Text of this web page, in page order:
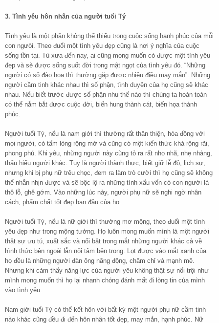
3. Tình yêu hôn nhân của người tuổi Tý
Tình yêu là một phần không thể thiếu trong cuộc sống hạnh phúc của mỗi
con ngưòi. Theo đuổi một tình yêu đẹp cũng là nơi ý nghĩa của cuộc
sống tồn tại. Tù xưa đến nay, ai cũng mong muốn có được một tình yêu
đẹp và sẽ được sống suốt đời trong mật ngọt của tình yêu đó. “Những
người có số đào hoa thì thường gặp được nhiều điều may mắn”. Những
người cầm tinh khác nhau thì số phận, tình duyên của họ cũng sẽ khác
nhau. Nếu biết trước được số phận nhu thế nào thì chúng ta hoàn toàn
có thể nắm bắt được cuộc đời, biến hung thành cát, biến họa thành
phúc.
Người tuổi Tý, nếu là nam giới thì thường rất thân thiện, hòa đồng với
mọi người, có tấm lòng rộng mở và cũng có một kiến thức khá rộng rãi,
phong phú. Khi yêu, những người này cũng tỏ ra rất nho nhã, nhẹ nhàng,
thấu hiểu người khác. Tuy là người thành thực, biết giữ lễ độ, lịch sự,
nhưng khi bị phụ nữ trêu chọc, đem ra làm trò cười thì họ cũng sẽ không
thể nhẫn nhịn được và sẽ bộc lộ ra những tính xấu vốn có con người là
thô lỗ, ghê gớm. Vào những lúc này, người phụ nữ sẽ nghi ngờ nhân
cách, phẩm chất tốt đẹp ban đầu của họ.
Người tuổi Tý, nếu là nữ giới thì thường mơ mộng, theo đuổi một tình
yêu đẹp như trong mộng tưởng. Họ luôn mong muốn mình là một người
thật sự ưu tú, xuất sắc và nổi bật trong mắt những người khác cả về
hình thức bên ngoài lẫn nội tâm bên trong. Lọt được vào mắt xanh của
họ đều là những người đàn ông năng động, chăm chỉ và mạnh mẽ.
Nhưng khi cảm thấy năng lực của người yêu không thật sự nổi trội như
mình mong muốn thì họ lại nhanh chóng đánh mất đi lòng tin của mình
vào tình yêu.
Nam giới tuổi Tý có thể kết hôn với bất kỳ một người phụ nữ cầm tinh
nào khác cũng đều đi đến hôn nhân tốt đẹp, may mắn, hạnh phúc. Nữ